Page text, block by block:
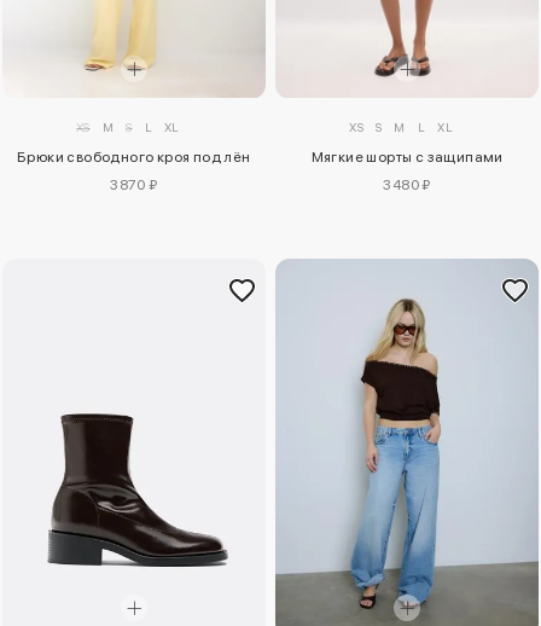
XS M S L XL
Брюки свободного кроя под лён
3870 ₽
XS S M L XL
Мягкие шорты с защипами
3480 ₽